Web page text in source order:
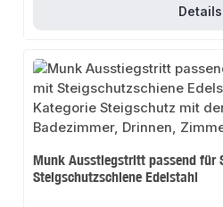
Details
Munk Ausstiegstritt passend für
Steigschutzschiene Edelstahl